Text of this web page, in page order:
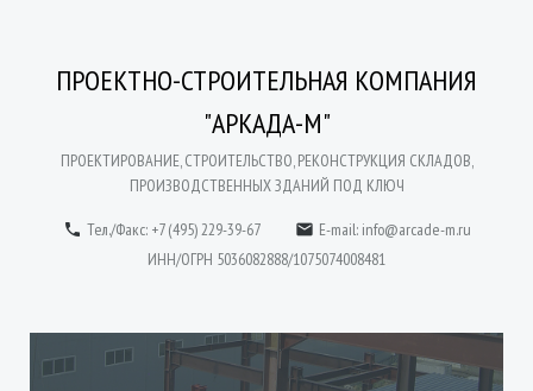
ПРОЕКТНО-СТРОИТЕЛЬНАЯ КОМПАНИЯ
"АРКАДА-М"
ПРОЕКТИРОВАНИЕ, СТРОИТЕЛЬСТВО, РЕКОНСТРУКЦИЯ СКЛАДОВ,
ПРОИЗВОДСТВЕННЫХ ЗДАНИЙ ПОД КЛЮЧ
 Тел./Факс: +7 (495) 229-39-67  E-mail: info@arcade-m.ru
ИНН/ОГРН 5036082888/1075074008481